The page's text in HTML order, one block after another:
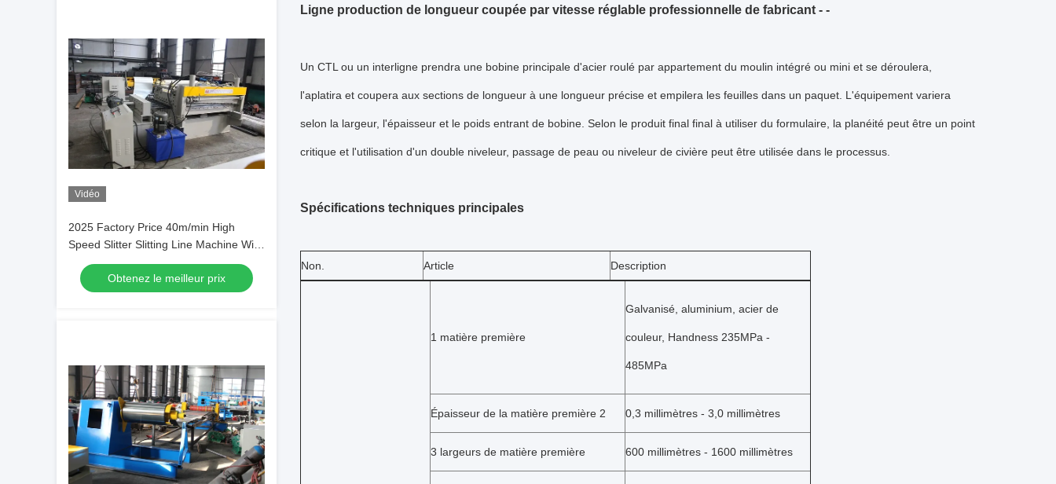
Vidéo
2025 Factory Price 40m/min High
Speed Slitter Slitting Line Machine With
Hydraulic Uncoiler And Recoiler
Obtenez le meilleur prix
Ligne production de longueur coupée par vitesse réglable professionnelle de fabricant - -
Un CTL ou un interligne prendra une bobine principale d'acier roulé par appartement du moulin intégré ou mini et se déroulera,
l'aplatira et coupera aux sections de longueur à une longueur précise et empilera les feuilles dans un paquet. L'équipement variera
selon la largeur, l'épaisseur et le poids entrant de bobine. Selon le produit final final à utiliser du formulaire, la planéité peut être un point
critique et l'utilisation d'un double niveleur, passage de peau ou niveleur de civière peut être utilisée dans le processus.
Spécifications techniques principales
Non. Article Description
1 matière première
Galvanisé, aluminium, acier de
couleur, Handness 235MPa -
485MPa
Épaisseur de la matière première 2 0,3 millimètres - 3,0 millimètres
3 largeurs de matière première 600 millimètres - 1600 millimètres